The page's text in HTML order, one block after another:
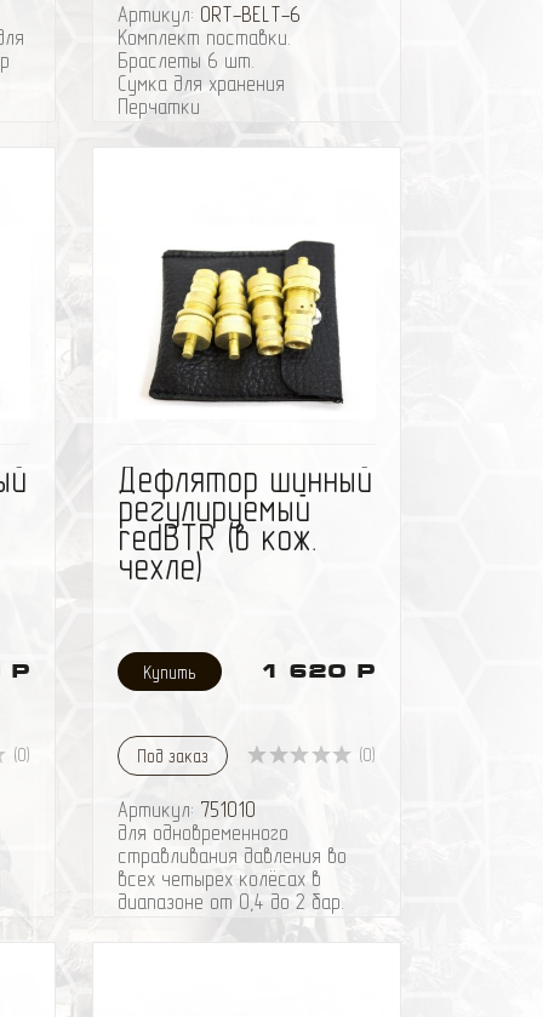
Артикул: ORT-BELT-6
Комплект поставки.
Браслеты 6 шт.
Сумка для хранения
Перчатки
Ключ для затяжки браслетов
Скребок для снега
Р
(0)
Дефлятор шинный
регулируемый
redBTR (в кож.
чехле)
1 620 Р
Под заказ (0)
Артикул: 751010
для одновременного
стравливания давления во
всех четырех колёсах в
диапазоне от 0,4 до 2 бар.
Для передвижения по мягким
и неустойчивым грунтам